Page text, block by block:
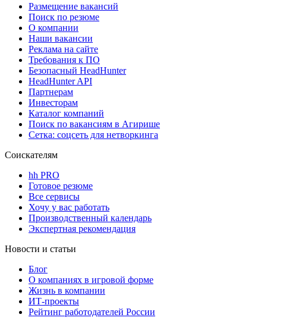
Размещение вакансий
Поиск по резюме
О компании
Наши вакансии
Реклама на сайте
Требования к ПО
Безопасный HeadHunter
HeadHunter API
Партнерам
Инвесторам
Каталог компаний
Поиск по вакансиям в Агирише
Сетка: соцсеть для нетворкинга
Соискателям
hh PRO
Готовое резюме
Все сервисы
Хочу у вас работать
Производственный календарь
Экспертная рекомендация
Новости и статьи
Блог
О компаниях в игровой форме
Жизнь в компании
ИТ-проекты
Рейтинг работодателей России